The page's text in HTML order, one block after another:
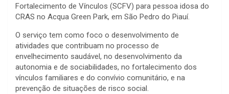
Fortalecimento de Vínculos (SCFV) para pessoa idosa do
CRAS no Acqua Green Park, em São Pedro do Piauí.
O serviço tem como foco o desenvolvimento de
atividades que contribuam no processo de
envelhecimento saudável, no desenvolvimento da
autonomia e de sociabilidades, no fortalecimento dos
vínculos familiares e do convívio comunitário, e na
prevenção de situações de risco social.